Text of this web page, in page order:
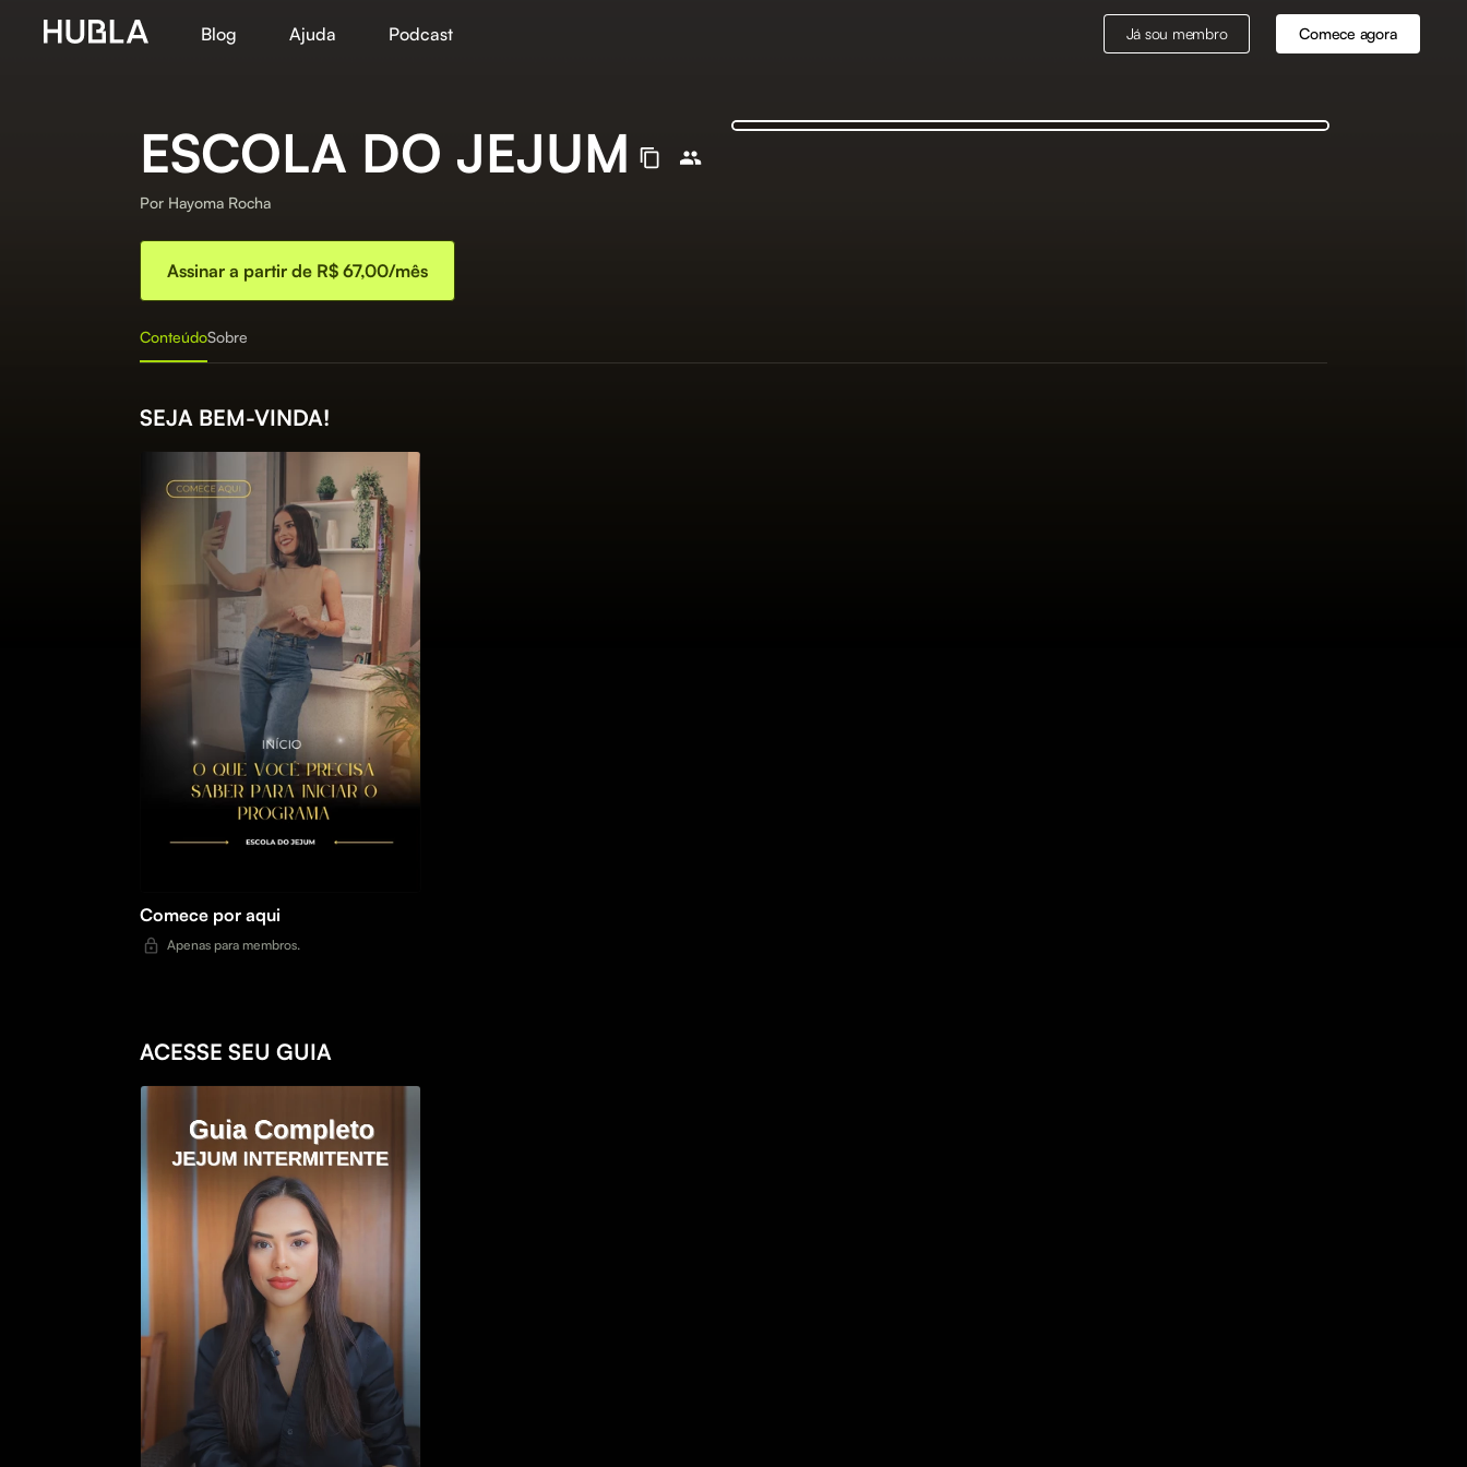
Blog Ajuda Podcast Já sou membro Comece agora
ESCOLA DO JEJUM
Por Hayoma Rocha
Assinar a partir de R$ 67,00/mês
ConteúdoSobre
SEJA BEM-VINDA!
Comece por aqui
Apenas para membros.
ACESSE SEU GUIA